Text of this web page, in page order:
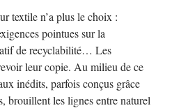
textile n’a plus le choix :
pointues sur la
de recyclabilité… Les
leur copie. Au milieu de ce
inédits, parfois conçus grâce
brouillent les lignes entre naturel